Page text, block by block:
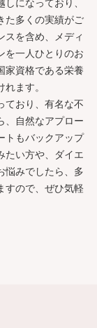
になっており、
た多くの実績がご
スを含め、メディ
を一人ひとりのお
家資格である栄養
ます。
ており、有名な不
、自然なアプロー
トもバックアップ
たい方や、ダイエ
悩みでしたら、多
すので、ぜひ気軽